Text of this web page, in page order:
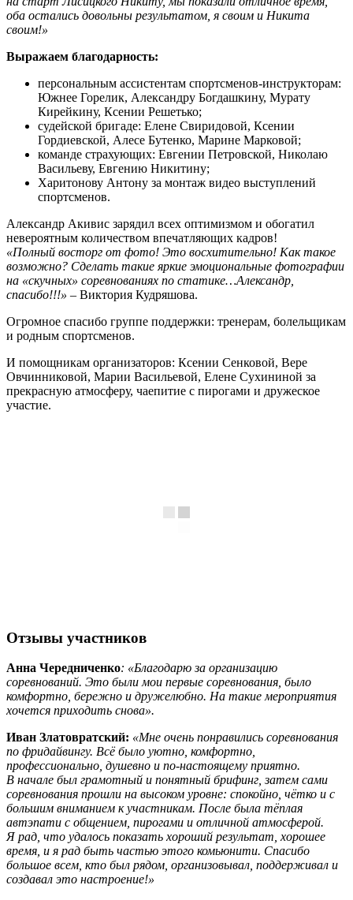
оба остались довольны результатом, я своим и Никита
своим!»
Выражаем благодарность:
персональным ассистентам спортсменов-инструкторам:
Южнее Горелик, Александру Богдашкину, Мурату
Кирейкину, Ксении Решетько;
судейской бригаде: Елене Свиридовой, Ксении
Гордиевской, Алесе Бутенко, Марине Марковой;
команде страхующих: Евгении Петровской, Николаю
Васильеву, Евгению Никитину;
Харитонову Антону за монтаж видео выступлений
спортсменов.
Александр Акивис зарядил всех оптимизмом и обогатил
невероятным количеством впечатляющих кадров!
«Полный восторг от фото! Это восхитительно! Как такое
возможно? Сделать такие яркие эмоциональные фотографии
на «скучных» соревнованиях по статике…Александр,
спасибо!!!» – Виктория Кудряшова.
Огромное спасибо группе поддержки: тренерам, болельщикам
и родным спортсменов.
И помощникам организаторов: Ксении Сенковой, Вере
Овчинниковой, Марии Васильевой, Елене Сухининой за
прекрасную атмосферу, чаепитие с пирогами и дружеское
участие.
Отзывы участников
Анна Чередниченко: «Благодарю за организацию
соревнований. Это были мои первые соревнования, было
комфортно, бережно и дружелюбно. На такие мероприятия
хочется приходить снова».
Иван Златовратский: «Мне очень понравились соревнования
по фридайвингу. Всё было уютно, комфортно,
профессионально, душевно и по-настоящему приятно.
В начале был грамотный и понятный брифинг, затем сами
соревнования прошли на высоком уровне: спокойно, чётко и с
большим вниманием к участникам. После была тёплая
автэпати с общением, пирогами и отличной атмосферой.
Я рад, что удалось показать хороший результат, хорошее
время, и я рад быть частью этого комьюнити. Спасибо
большое всем, кто был рядом, организовывал, поддерживал и
создавал это настроение!»